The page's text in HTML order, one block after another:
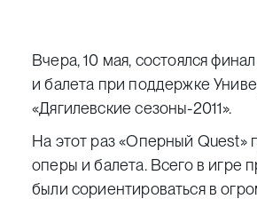
Вчера, 10 мая, состоялся
и балета при поддержке
«Дягилевские сезоны-2011».
На этот раз «Оперный
оперы и балета. Всего в игре
были сориентироваться в